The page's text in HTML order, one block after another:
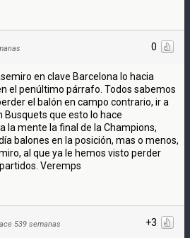
0
en clave Barcelona lo hacia
el penúltimo párrafo. Todos sabemos
el balón en campo contrario, ir a
que esto lo hace
la mente la final de la Champions,
balones en la posición, mas o menos,
al que ya le hemos visto perder
Veremps
+3
539 semanas